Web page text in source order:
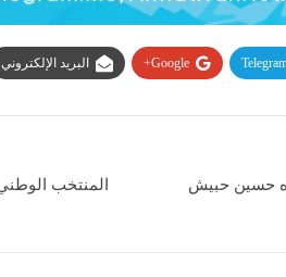
Google+ البريد الإلكتروني
حسين حبيش